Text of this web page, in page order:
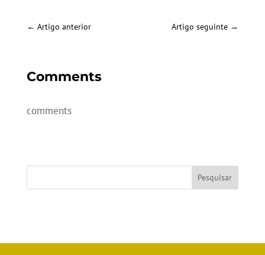
← Artigo anterior Artigo seguinte →
Comments
comments